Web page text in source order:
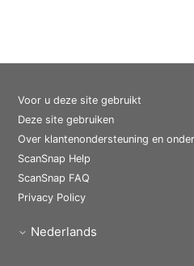
Voor u deze site gebruikt
Deze site gebruiken
Over klantenondersteuning en
ScanSnap Help
ScanSnap FAQ
Privacy Policy
Nederlands